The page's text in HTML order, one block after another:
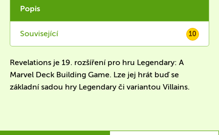
Popis
Související 10
Revelations je 19. rozšíření pro hru Legendary: A
Marvel Deck Building Game. Lze jej hrát buď se
základní sadou hry Legendary či variantou Villains.